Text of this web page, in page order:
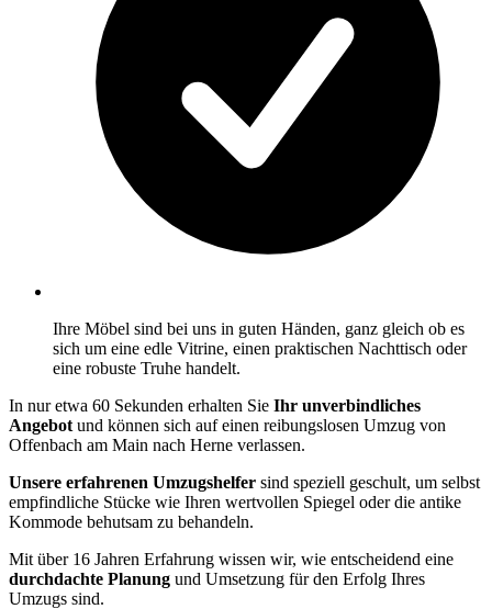
Ihre Möbel sind bei uns in guten Händen, ganz gleich ob es
sich um eine edle Vitrine, einen praktischen Nachttisch oder
eine robuste Truhe handelt.
In nur etwa 60 Sekunden erhalten Sie Ihr unverbindliches
Angebot und können sich auf einen reibungslosen Umzug von
Offenbach am Main nach Herne verlassen.
Unsere erfahrenen Umzugshelfer sind speziell geschult, um selbst
empfindliche Stücke wie Ihren wertvollen Spiegel oder die antike
Kommode behutsam zu behandeln.
Mit über 16 Jahren Erfahrung wissen wir, wie entscheidend eine
durchdachte Planung und Umsetzung für den Erfolg Ihres
Umzugs sind.